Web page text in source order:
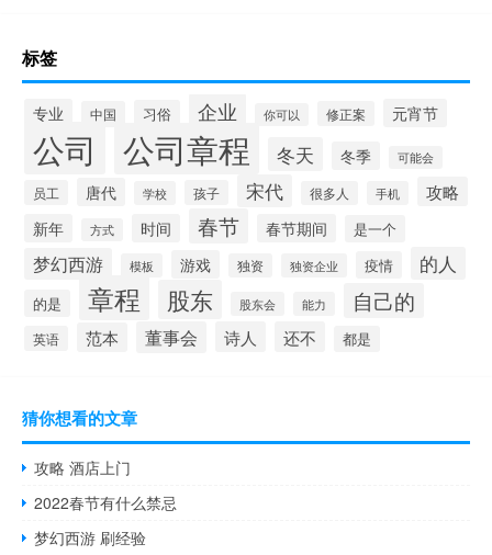
标签
专业 中国 习俗 企业 你可以 修正案 元宵节
公司 公司章程 冬天 冬季 可能会
员工 唐代 学校 孩子 宋代 很多人 手机 攻略
新年 方式 时间 春节 春节期间 是一个
梦幻西游 模板 游戏 独资 独资企业 疫情 的人
的是 章程 股东 股东会 能力 自己的
英语 范本 董事会 诗人 还不 都是
猜你想看的文章
攻略 酒店上门
2022春节有什么禁忌
梦幻西游 刷经验